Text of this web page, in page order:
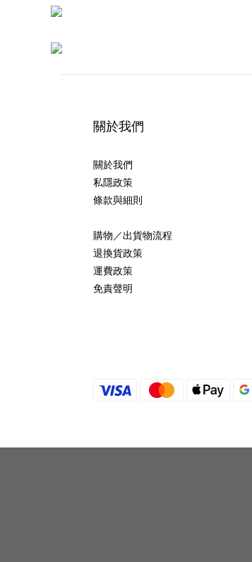
關於我們
關於我們
私隱政策
條款與細則
購物／出貨物流程
退換貨政策
運費政策
免責聲明